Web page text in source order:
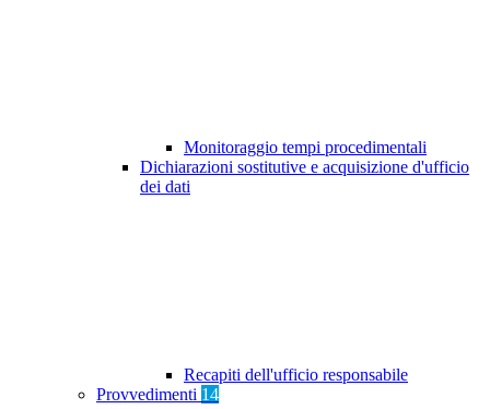
Monitoraggio tempi procedimentali
Dichiarazioni sostitutive e acquisizione d'ufficio
dei dati
Recapiti dell'ufficio responsabile
Provvedimenti 14